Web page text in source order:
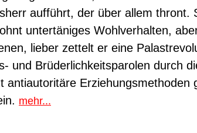
aufführt, der über allem thront.
untertäniges Wohlverhalten,
lieber zettelt er eine
und Brüderlichkeitsparolen durch
antiautoritäre Erziehungsmethoden
mehr...